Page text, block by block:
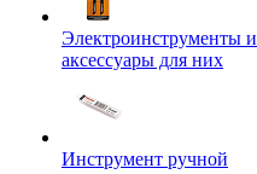
Электроинструменты и
аксессуары для них
Инструмент ручной